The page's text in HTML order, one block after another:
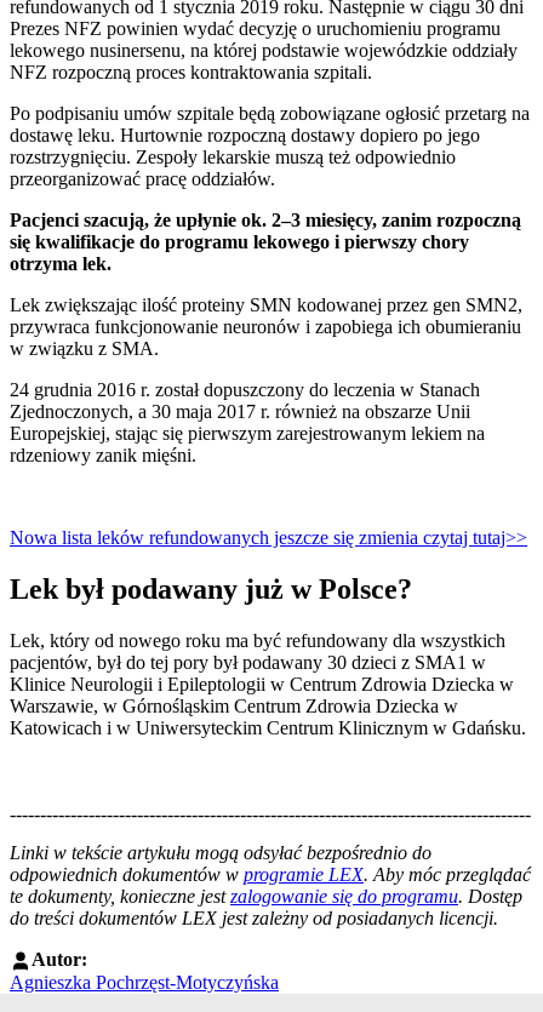
refundowanych od 1 stycznia 2019 roku. Następnie w ciągu 30 dni
Prezes NFZ powinien wydać decyzję o uruchomieniu programu
lekowego nusinersenu, na której podstawie wojewódzkie oddziały
NFZ rozpoczną proces kontraktowania szpitali.
Po podpisaniu umów szpitale będą zobowiązane ogłosić przetarg na
dostawę leku. Hurtownie rozpoczną dostawy dopiero po jego
rozstrzygnięciu. Zespoły lekarskie muszą też odpowiednio
przeorganizować pracę oddziałów.
Pacjenci szacują, że upłynie ok. 2–3 miesięcy, zanim rozpoczną
się kwalifikacje do programu lekowego i pierwszy chory
otrzyma lek.
Lek zwiększając ilość proteiny SMN kodowanej przez gen SMN2,
przywraca funkcjonowanie neuronów i zapobiega ich obumieraniu
w związku z SMA.
24 grudnia 2016 r. został dopuszczony do leczenia w Stanach
Zjednoczonych, a 30 maja 2017 r. również na obszarze Unii
Europejskiej, stając się pierwszym zarejestrowanym lekiem na
rdzeniowy zanik mięśni.
Nowa lista leków refundowanych jeszcze się zmienia czytaj tutaj>>
Lek był podawany już w Polsce?
Lek, który od nowego roku ma być refundowany dla wszystkich
pacjentów, był do tej pory był podawany 30 dzieci z SMA1 w
Klinice Neurologii i Epileptologii w Centrum Zdrowia Dziecka w
Warszawie, w Górnośląskim Centrum Zdrowia Dziecka w
Katowicach i w Uniwersyteckim Centrum Klinicznym w Gdańsku.
--------------------------------------------------------------------------------------
Linki w tekście artykułu mogą odsyłać bezpośrednio do
odpowiednich dokumentów w programie LEX. Aby móc przeglądać
te dokumenty, konieczne jestzalogowanie się do programu. Dostęp
do treści dokumentów LEX jest zależny od posiadanych licencji.
Autor:
Agnieszka Pochrzęst-Motyczyńska